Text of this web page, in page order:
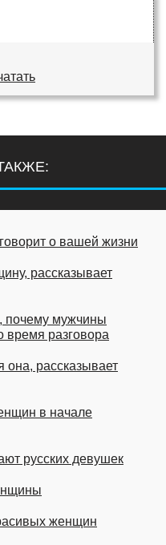
о вашей жизни
рассказывает
почему мужчины
время разговора
она, рассказывает
в начале
русских девушек
женщин